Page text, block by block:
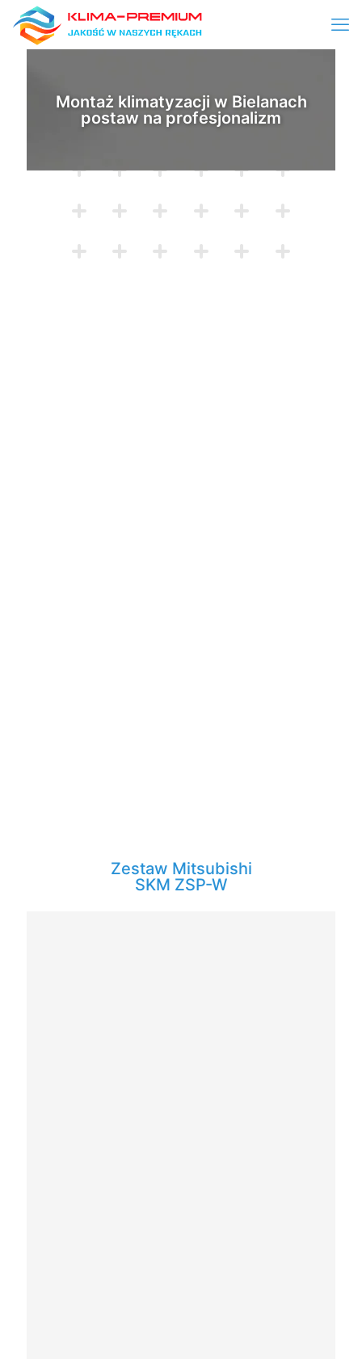
Montaż klimatyzacji w Bielanach
postaw na profesjonalizm